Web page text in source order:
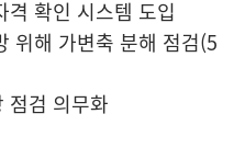
확인 시스템 도입
위해 가변축 분해 점검(5
점검 의무화